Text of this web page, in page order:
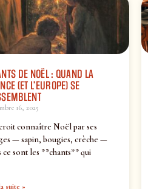
DE NOËL : QUAND LA
(ET L’EUROPE) SE
16, 2025
connaître Noël par ses
— sapin, bougies, crèche —
ce sont les **chants** qui
suite »